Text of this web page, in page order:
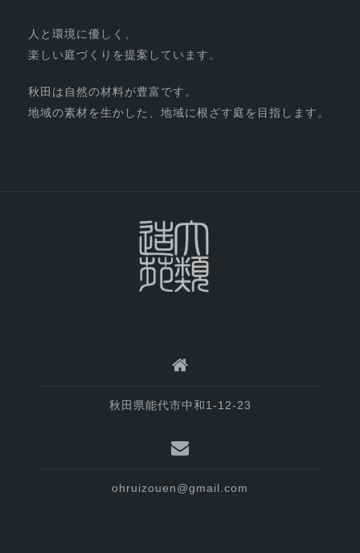
人と環境に優しく、
楽しい庭づくりを提案しています。
秋田は自然の材料が豊富です。
地域の素材を生かした、地域に根ざす庭を目指します。
秋田県能代市中和1-12-23
ohruizouen@gmail.com